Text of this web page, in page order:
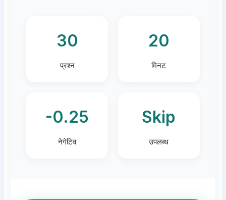
30
प्रश्न
20
मिनट
-0.25
नेगेटिव
Skip
उपलब्ध